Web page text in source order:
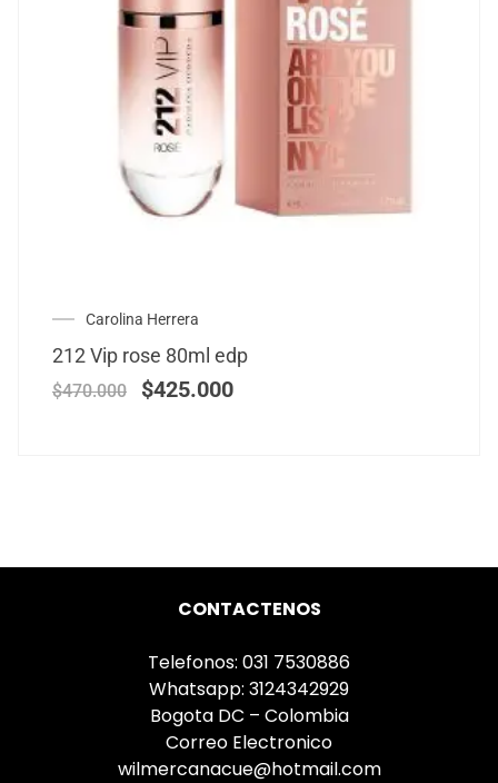
Carolina Herrera
212 Vip rose 80ml edp
$470.000 $425.000
CONTACTENOS
Telefonos: 031 7530886
Whatsapp: 3124342929
Bogota DC – Colombia
Correo Electronico
wilmercanacue@hotmail.com